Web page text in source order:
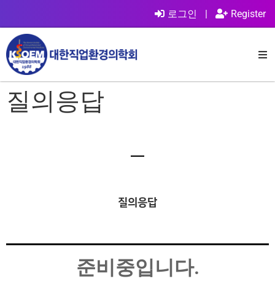
로그인 | Register
질의응답
질의응답
준비중입니다.